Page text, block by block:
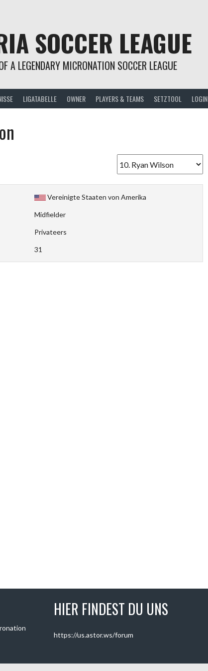
SOCCER LEAGUE
A LEGENDARY MICRONATION SOCCER LEAGUE
LIGATABELLE OWNER PLAYERS & TEAMS SETZTOOL LOGIN
Vereinigte Staaten von Amerika
Midfielder
Privateers
31
HIER FINDEST DU UNS
https://us.astor.ws/forum